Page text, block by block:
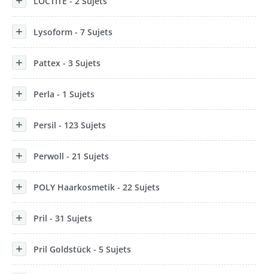
Lysoform - 7 Sujets
Pattex - 3 Sujets
Perla - 1 Sujets
Persil - 123 Sujets
Perwoll - 21 Sujets
POLY Haarkosmetik - 22 Sujets
Pril - 31 Sujets
Pril Goldstück - 5 Sujets